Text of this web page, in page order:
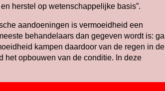
herstel op wetenschappelijke basis”.
aandoeningen is vermoeidheid een
behandelaars dan gegeven wordt is: ga
kampen daardoor van de regen in de
het opbouwen van de conditie. In deze